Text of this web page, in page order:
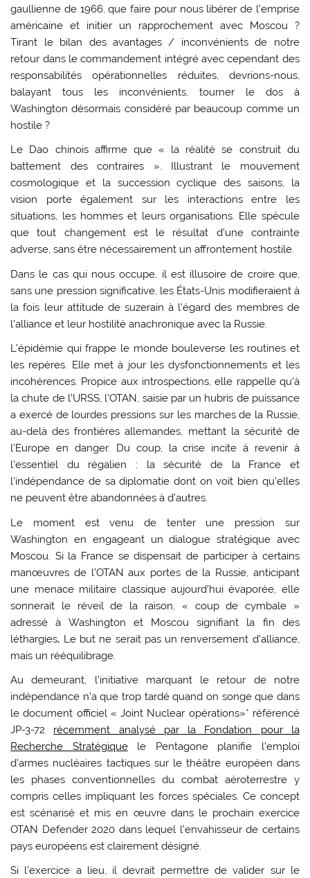
gaullienne de 1966, que faire pour nous libérer de l’emprise
américaine et initier un rapprochement avec Moscou ?
Tirant le bilan des avantages / inconvénients de notre
retour dans le commandement intégré avec cependant des
responsabilités opérationnelles réduites, devrions-nous,
balayant tous les inconvénients, tourner le dos à
Washington désormais considéré par beaucoup comme un
hostile ?
Le Dao chinois affirme que « la réalité se construit du
battement des contraires ». Illustrant le mouvement
cosmologique et la succession cyclique des saisons, la
vision porte également sur les interactions entre les
situations, les hommes et leurs organisations. Elle spécule
que tout changement est le résultat d’une contrainte
adverse, sans être nécessairement un affrontement hostile.
Dans le cas qui nous occupe, il est illusoire de croire que,
sans une pression significative, les États-Unis modifieraient à
la fois leur attitude de suzerain à l’égard des membres de
l’alliance et leur hostilité anachronique avec la Russie.
L’épidémie qui frappe le monde bouleverse les routines et
les repères. Elle met à jour les dysfonctionnements et les
incohérences. Propice aux introspections, elle rappelle qu’à
la chute de l’URSS, l’OTAN, saisie par un hubris de puissance
a exercé de lourdes pressions sur les marches de la Russie,
au-delà des frontières allemandes, mettant la sécurité de
l’Europe en danger. Du coup, la crise incite à revenir à
l’essentiel du régalien : la sécurité de la France et
l’indépendance de sa diplomatie dont on voit bien qu’elles
ne peuvent être abandonnées à d’autres.
Le moment est venu de tenter une pression sur
Washington en engageant un dialogue stratégique avec
Moscou. Si la France se dispensait de participer à certains
manœuvres de l’OTAN aux portes de la Russie, anticipant
une menace militaire classique aujourd’hui évaporée, elle
sonnerait le réveil de la raison, « coup de cymbale »
adressé à Washington et Moscou signifiant la fin des
léthargies. Le but ne serait pas un renversement d’alliance,
mais un rééquilibrage.
Au demeurant, l’initiative marquant le retour de notre
indépendance n’a que trop tardé quand on songe que dans
le document officiel « Joint Nuclear opérations»* référencé
JP-3-72 récemment analysé par la Fondation pour la
Recherche Stratégiquele Pentagone planifie l’emploi
d’armes nucléaires tactiques sur le théâtre européen dans
les phases conventionnelles du combat aéroterrestre y
compris celles impliquant les forces spéciales. Ce concept
est scénarisé et mis en œuvre dans le prochain exercice
OTAN Defender 2020 dans lequel l’envahisseur de certains
pays européens est clairement désigné.
Si l’exercice a lieu, il devrait permettre de valider sur le